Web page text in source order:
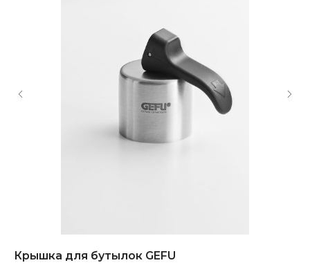
Крышка для бутылок GEFU